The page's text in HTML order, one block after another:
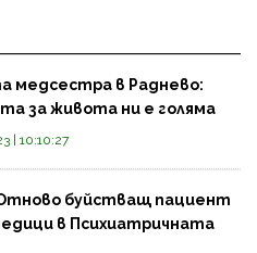
медсестра в Раднево:
за живота ни е голяма
| 10:10:27
буйстващ пациент
в Психиатричната